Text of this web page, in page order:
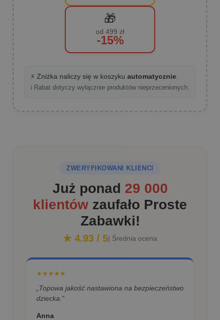
🎁
od 499 zł
-15%
⚡ Zniżka naliczy się w koszyku automatycznie
ℹ️ Rabat dotyczy wyłącznie produktów nieprzecenionych.
ZWERYFIKOWANI KLIENCI
Już ponad 29 000
klientów zaufało Proste
Zabawki!
★ 4.93 / 5| Średnia ocena
★★★★★
„Topowa jakość nastawiona na bezpieczeństwo
dziecka.”
Anna